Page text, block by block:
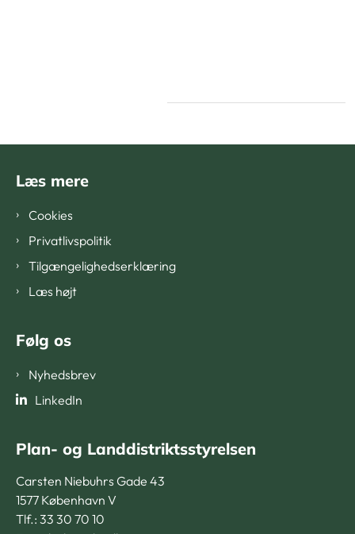
Læs mere
Cookies
Privatlivspolitik
Tilgængelighedserklæring
Læs højt
Følg os
Nyhedsbrev
LinkedIn
Plan- og Landdistriktsstyrelsen
Carsten Niebuhrs Gade 43
1577 København V
Tlf.: 33 30 70 10